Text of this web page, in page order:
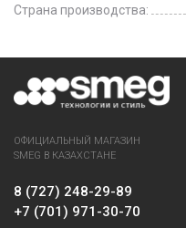
Страна производства:
ОФИЦИАЛЬНЫЙ МАГАЗИН
SMEG В КАЗАХСТАНЕ
8 (727) 248-29-89
+7 (701) 971-30-70